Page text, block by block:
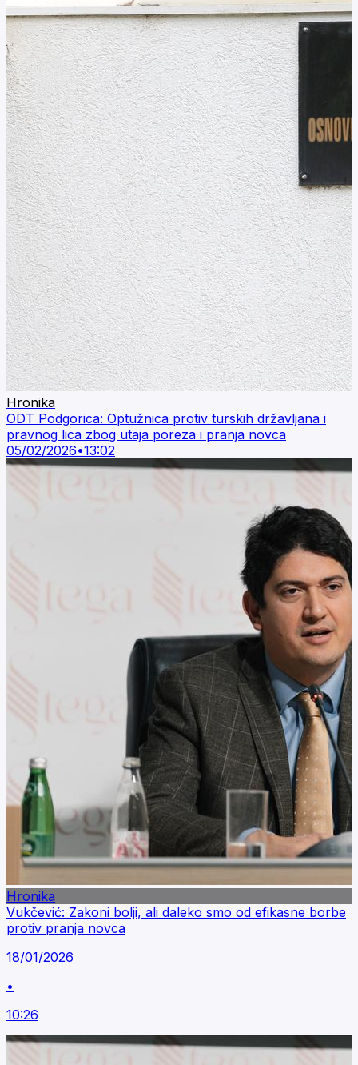
Hronika
ODT Podgorica: Optužnica protiv turskih državljana i
pravnog lica zbog utaja poreza i pranja novca
05/02/2026•13:02
Hronika
Vukčević: Zakoni bolji, ali daleko smo od efikasne borbe
protiv pranja novca
18/01/2026
•
10:26